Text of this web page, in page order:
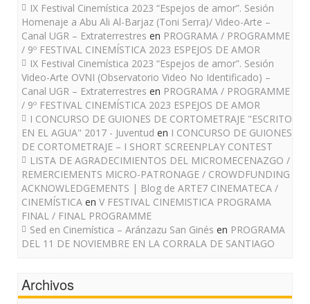
IX Festival Cinemística 2023 “Espejos de amor”. Sesión
Homenaje a Abu Ali Al-Barjaz (Toni Serra)/ Video-Arte –
Canal UGR – Extraterrestres en PROGRAMA / PROGRAMME
/ 9º FESTIVAL CINEMÍSTICA 2023 ESPEJOS DE AMOR
IX Festival Cinemística 2023 “Espejos de amor”. Sesión
Video-Arte OVNI (Observatorio Video No Identificado) –
Canal UGR – Extraterrestres en PROGRAMA / PROGRAMME
/ 9º FESTIVAL CINEMÍSTICA 2023 ESPEJOS DE AMOR
I CONCURSO DE GUIONES DE CORTOMETRAJE "ESCRITO
EN EL AGUA" 2017 - Juventud en I CONCURSO DE GUIONES
DE CORTOMETRAJE – I SHORT SCREENPLAY CONTEST
LISTA DE AGRADECIMIENTOS DEL MICROMECENAZGO /
REMERCIEMENTS MICRO-PATRONAGE / CROWDFUNDING
ACKNOWLEDGEMENTS | Blog de ARTE7 CINEMATECA /
CINEMÍSTICA en V FESTIVAL CINEMISTICA PROGRAMA
FINAL / FINAL PROGRAMME
Sed en Cinemística – Aránzazu San Ginés en PROGRAMA
DEL 11 DE NOVIEMBRE EN LA CORRALA DE SANTIAGO
Archivos